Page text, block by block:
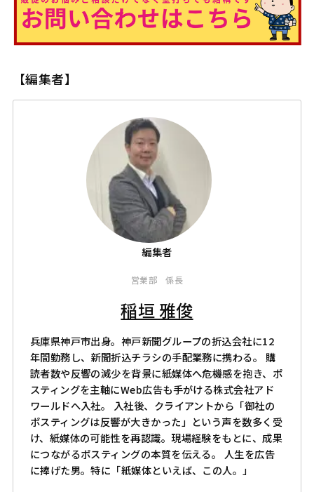
【編集者】
営業部 係長
稲垣 雅俊
兵庫県神戸市出身。神戸新聞グループの折込会社に12
年間勤務し、新聞折込チラシの手配業務に携わる。 購
読者数や反響の減少を背景に紙媒体へ危機感を抱き、ポ
スティングを主軸にWeb広告も手がける株式会社アド
ワールドへ入社。 入社後、クライアントから「御社の
ポスティングは反響が大きかった」という声を数多く受
け、紙媒体の可能性を再認識。現場経験をもとに、成果
につながるポスティングの本質を伝える。 人生を広告
に捧げた男。特に「紙媒体といえば、この人。」